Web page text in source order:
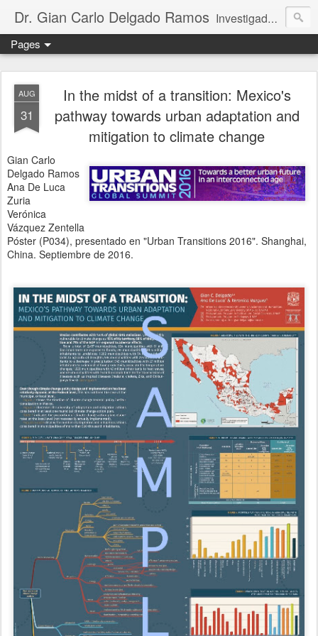
Dr. Gian Carlo Delgado Ramos Investigador titular C de tiempo completo, definitivo, adscrito al Instituto de Geografía de la Universidad Nacional Autónoma de México. Integrante del Sistema Nacional de Investigadores de México (nivel III, SECIHTI); miembro regular de la Academia Mexicana de Ciencias; rapporteur del Multidisciplinary Expert Scientific Advisory Group del GEO-7 (PNUMA); y parte del Consejo Ejecutivo de la Red Mexicana de Científicos por el Clima.
Pages
AUG
31
In the midst of a transition: Mexico's
pathway towards urban adaptation and
mitigation to climate change
Gian Carlo
Delgado Ramos
Ana De Luca
Zuria
Verónica
Vázquez Zentella
Póster (P034), presentado en "Urban Transitions 2016". Shanghai,
China. Septiembre de 2016.